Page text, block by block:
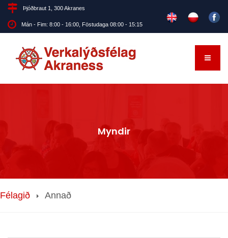
Þjóðbraut 1, 300 Akranes
Mán - Fim: 8:00 - 16:00, Föstudaga 08:00 - 15:15
Myndir
Félagið Annað